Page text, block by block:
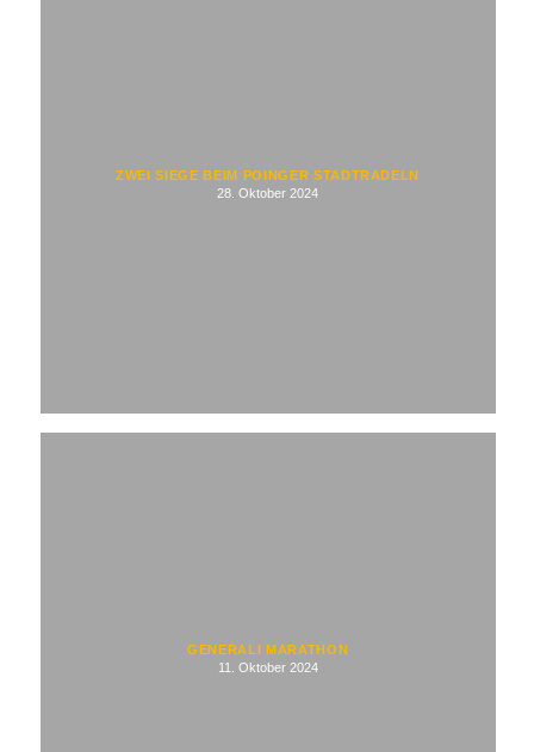
ZWEI SIEGE BEIM POINGER STADTRADELN
28. Oktober 2024
GENERALI MARATHON
11. Oktober 2024